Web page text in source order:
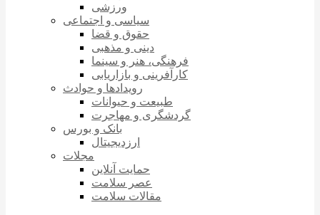
ورزشی
سیاسی و اجتماعی
حقوق و قضا
دینی و مذهبی
فرهنگی، هنر و سینما
کارآفرینی و بازاریابی
رویدادها و حوادث
طبیعت و حیوانات
گردشگری و مهاجرت
بانک و بورس
ارزدیجیتال
مجلات
حمایت آنلاین
عصر سلامت
مقالات سلامت